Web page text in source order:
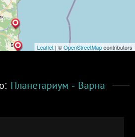
Leaflet | ©OpenStreetMapcontributors
Планетариум - Варна